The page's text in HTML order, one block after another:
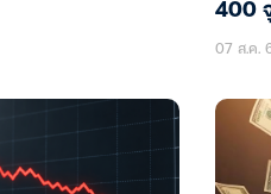
400
07 ส.ค.